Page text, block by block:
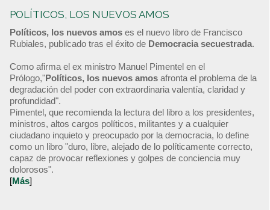
POLÍTICOS, LOS NUEVOS AMOS
Políticos, los nuevos amos es el nuevo libro de Francisco
Rubiales, publicado tras el éxito de Democracia secuestrada.
Como afirma el ex ministro Manuel Pimentel en el
Prólogo,"Políticos, los nuevos amos afronta el problema de la
degradación del poder con extraordinaria valentía, claridad y
profundidad".
Pimentel, que recomienda la lectura del libro a los presidentes,
ministros, altos cargos políticos, militantes y a cualquier
ciudadano inquieto y preocupado por la democracia, lo define
como un libro "duro, libre, alejado de lo políticamente correcto,
capaz de provocar reflexiones y golpes de conciencia muy
dolorosos".
[Más]